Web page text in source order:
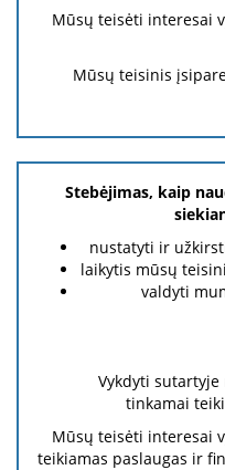
Mūsų teisėti interesai
Mūsų teisinis
Stebėjimas, kaip
nustatyti ir
laikytis mūsų
valdyti
Vykdyti
tinkamai
Mūsų teisėti interesai
teikiamas paslaugas ir